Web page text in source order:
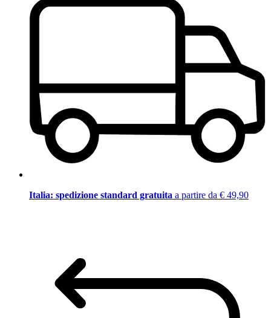
Italia: spedizione standard gratuita a partire da € 49,90